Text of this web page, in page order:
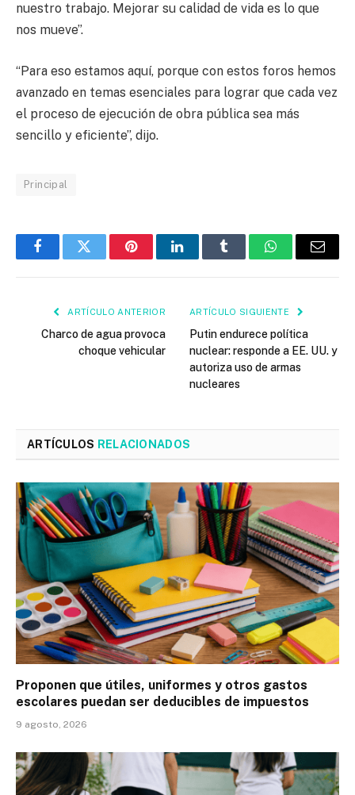
nuestro trabajo. Mejorar su calidad de vida es lo que
nos mueve”.
“Para eso estamos aquí, porque con estos foros hemos
avanzado en temas esenciales para lograr que cada vez
el proceso de ejecución de obra pública sea más
sencillo y eficiente”, dijo.
Principal
FacebookTwitter PinterestLinkedInTumblr WhatsAppEmail
ARTÍCULO ANTERIOR
Charco de agua provoca
choque vehicular
ARTÍCULO SIGUIENTE
Putin endurece política
nuclear: responde a EE. UU. y
autoriza uso de armas
nucleares
ARTÍCULOS RELACIONADOS
Proponen que útiles, uniformes y otros gastos
escolares puedan ser deducibles de impuestos
9 agosto, 2026